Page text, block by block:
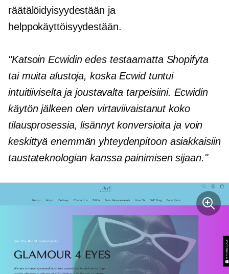
räätälöidyisyydestään ja
helppokäyttöisyydestään.
"Katsoin Ecwidin edes testaamatta Shopifyta
tai muita alustoja, koska Ecwid tuntui
intuitiiviselta ja joustavalta tarpeisiini. Ecwidin
käytön jälkeen olen virtaviivaistanut koko
tilausprosessia, lisännyt konversioita ja voin
keskittyä enemmän yhteydenpitoon asiakkaisiin
taustateknologian kanssa painimisen sijaan."